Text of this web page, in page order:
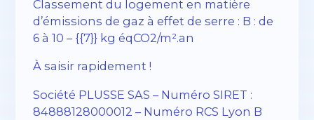
Classement du logement en matière
d’émissions de gaz à effet de serre : B : de
6 à 10 – {{7}} kg éqCO2/m².an
À saisir rapidement !
Société PLUSSE SAS – ​​Numéro SIRET :
84888128000012 – Numéro RCS Lyon B